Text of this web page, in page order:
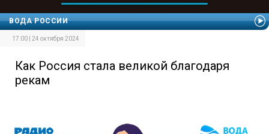
ВОДА РОССИИ
17:00 | 24 октября 2024
Как Россия стала великой благодаря
рекам